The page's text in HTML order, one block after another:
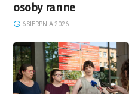
osoby ranne
6 SIERPNIA 2026